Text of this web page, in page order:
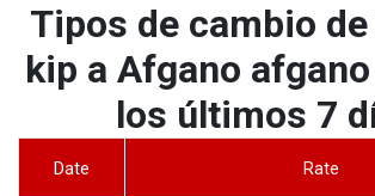
Tipos de cambio
kip a Afgano
los últimos 7
Date Rate